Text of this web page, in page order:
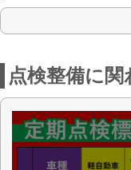
お店からの一言
伊勢崎市宮子町に